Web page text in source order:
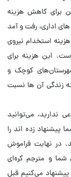
برای کاهش هزینه
اداری، رفت و آمد
استخدام نیروی
این هزینه برای
کوچک و
زندگی آن ها نسبت
ندارید، می‌توانید
پیشنهاد زده اند را
در نهایت فراموش
شما و مترجم کره‌ای
می‌کنیم قبل